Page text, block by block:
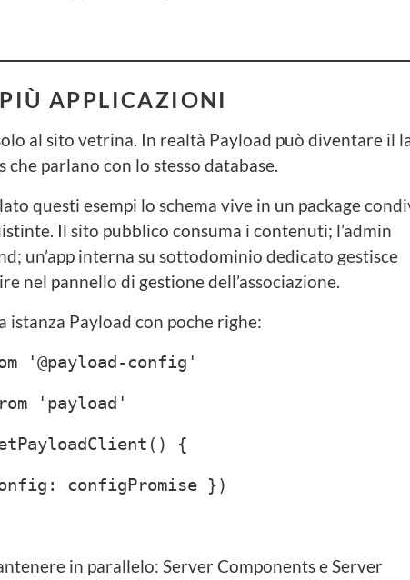
APPLICAZIONI
al sito vetrina. In realtà Payload può diventare il
parlano con lo stesso database.
questi esempi lo schema vive in un package
Il sito pubblico consuma i contenuti; l’admin
un’app interna su sottodominio dedicato gestisce
nel pannello di gestione dell’associazione.
istanza Payload con poche righe:
'@payload-config'
'payload'
{
configPromise })
in parallelo: Server Components e Server